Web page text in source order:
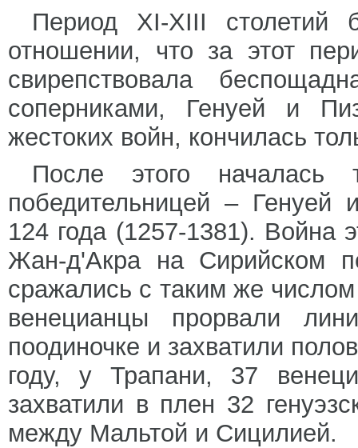
Период XI-XIII столетий
отношении, что за этот
свирепствовала
соперниками, Генуей и
жестоких войн, кончилась
После этого
победительницей – Генуей
124 года (1257-1381). Война
Жан-д'Акра на Сирийском
сражались с таким же
венецианцы прорвали
поодиночке и захватили
году, у Трапани, 37
захватили в плен 32
между Мальтой и Сицилией.